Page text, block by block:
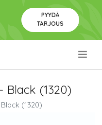
PYYDÄ
TARJOUS
Black (1320)
(1320)